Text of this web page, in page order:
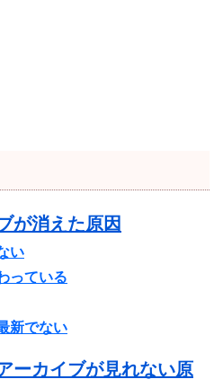
が消えた原因
い
っている
新でない
ーカイブが見れない原